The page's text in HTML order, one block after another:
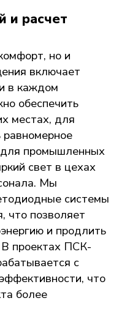
и расчет
но и
включает
в каждом
обеспечить
местах, для
равномерное
для промышленных
свет в цехах
Мы
системы
что позволяет
и продлить
проектах ПСК-
с
что
более